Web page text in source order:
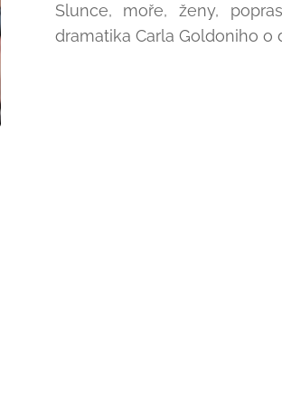
Slunce, moře, ženy,
dramatika Carla Goldoniho